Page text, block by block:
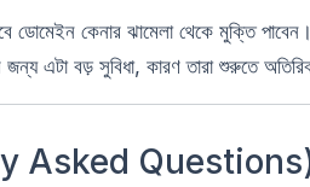
ডোমেইন কেনার ঝামেলা থেকে মুক্তি
এটা বড় সুবিধা, কারণ তারা শুরুতে
Asked